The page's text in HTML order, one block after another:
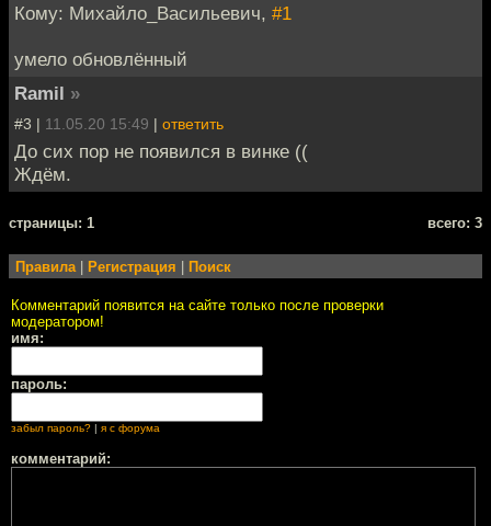
Кому: Михайло_Васильевич, #1
умело обновлённый
Ramil »
#3 | 11.05.20 15:49 | ответить
До сих пор не появился в винке ((
Ждём.
cтраницы: 1 всего: 3
Правила Регистрация Поиск
Комментарий появится на сайте только после проверки
модератором!
имя:
пароль:
забыл пароль? | я с форума
комментарий: